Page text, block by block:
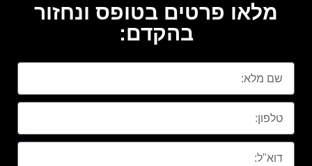
מלאו פרטים בטופס ונחזור
בהקדם: